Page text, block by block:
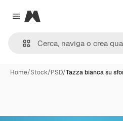
Close menu
Magnific
Home/Stock/PSD/Tazza bianca su